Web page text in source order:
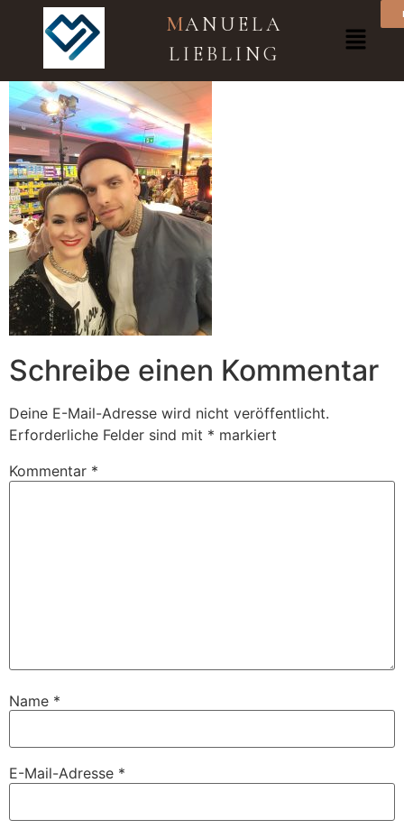
MANUELA
LIEBLING
Bobby & Manuela
Schreibe einen Kommentar
Deine E-Mail-Adresse wird nicht veröffentlicht.
Erforderliche Felder sind mit * markiert
Kommentar *
Name *
E-Mail-Adresse *